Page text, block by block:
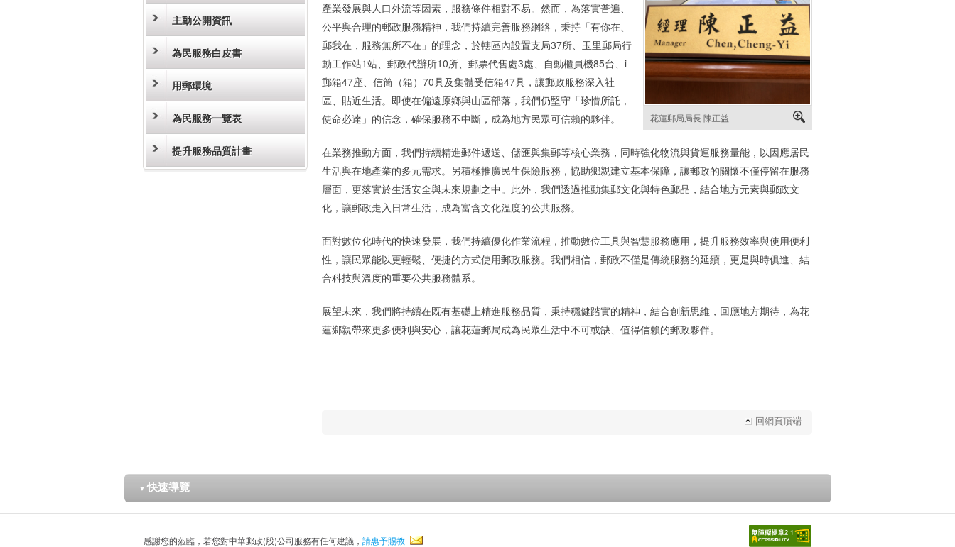
主動公開資訊
為民服務白皮書
用郵環境
為民服務一覽表
提升服務品質計畫
花蓮郵局局長 陳正益
產業發展與人口外流等因素，服務條件相對不易。然而，為落實普遍、
公平與合理的郵政服務精神，我們持續完善服務網絡，秉持「有你在、
郵我在，服務無所不在」的理念，於轄區內設置支局37所、玉里郵局行
動工作站1站、郵政代辦所10所、郵票代售處3處、自動櫃員機85台、i
郵箱47座、信筒（箱）70具及集體受信箱47具，讓郵政服務深入社
區、貼近生活。即使在偏遠原鄉與山區部落，我們仍堅守「珍惜所託，
使命必達」的信念，確保服務不中斷，成為地方民眾可信賴的夥伴。
在業務推動方面，我們持續精進郵件遞送、儲匯與集郵等核心業務，同時強化物流與貨運服務量能，以因應居民
生活與在地產業的多元需求。另積極推廣民生保險服務，協助鄉親建立基本保障，讓郵政的關懷不僅停留在服務
層面，更落實於生活安全與未來規劃之中。此外，我們透過推動集郵文化與特色郵品，結合地方元素與郵政文
化，讓郵政走入日常生活，成為富含文化溫度的公共服務。
面對數位化時代的快速發展，我們持續優化作業流程，推動數位工具與智慧服務應用，提升服務效率與使用便利
性，讓民眾能以更輕鬆、便捷的方式使用郵政服務。我們相信，郵政不僅是傳統服務的延續，更是與時俱進、結
合科技與溫度的重要公共服務體系。
展望未來，我們將持續在既有基礎上精進服務品質，秉持穩健踏實的精神，結合創新思維，回應地方期待，為花
蓮鄉親帶來更多便利與安心，讓花蓮郵局成為民眾生活中不可或缺、值得信賴的郵政夥伴。
回網頁頂端
▼ 快速導覽
感謝您的蒞臨，若您對中華郵政(股)公司服務有任何建議， 請惠予賜教